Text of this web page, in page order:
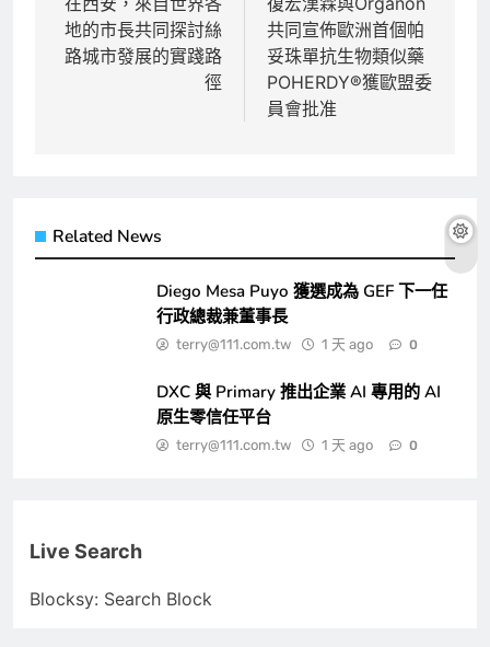
章
導
地的市長共同探討絲
路城市發展的實踐路
徑
共同宣佈歐洲首個帕
妥珠單抗生物類似藥
POHERDY®獲歐盟委
員會批准
Related News
Diego Mesa Puyo 獲選成為 GEF 下一任
行政總裁兼董事長
terry@111.com.tw 1 天 ago 0
DXC 與 Primary 推出企業 AI 專用的 AI
原生零信任平台
terry@111.com.tw 1 天 ago 0
Live Search
Blocksy: Search Block